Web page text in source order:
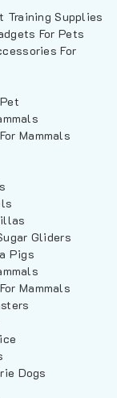
Training Supplies
For Pets
For
Mammals
Gliders
Pigs
Mammals
Dogs